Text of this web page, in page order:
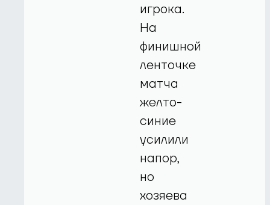
игрока.
На
финишной
ленточке
матча
желто-
синие
усилили
напор,
но
хозяева